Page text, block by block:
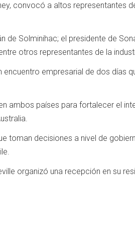
convocó a altos representantes
de Solminihac; el presidente de
otros representantes de la
empresarial de dos días
ambos países para fortalecer el
toman decisiones a nivel de
organizó una recepción en su